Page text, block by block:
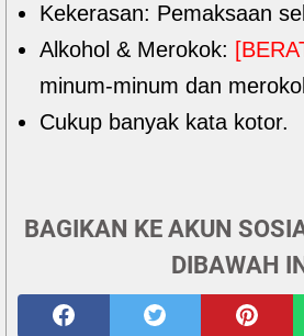
Kekerasan: Pemaksaan
Alkohol & Merokok:
minum-minum dan
Cukup banyak kata kotor.
BAGIKAN KE AKUN
DIBAWAH